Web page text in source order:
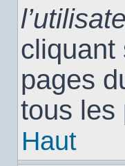
cliquant
pages
tous les
Haut